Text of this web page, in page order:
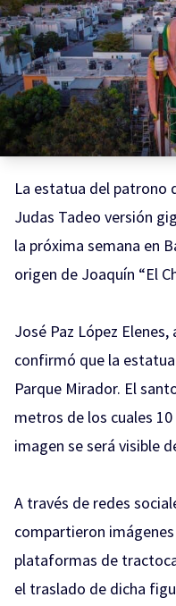
La estatua del patrono
Judas Tadeo versión
la próxima semana en
origen de Joaquín “El
José Paz López
confirmó que la
Parque Mirador. El
metros de los cuales
imagen se será visible
A través de redes
compartieron
plataformas de
el traslado de dicha